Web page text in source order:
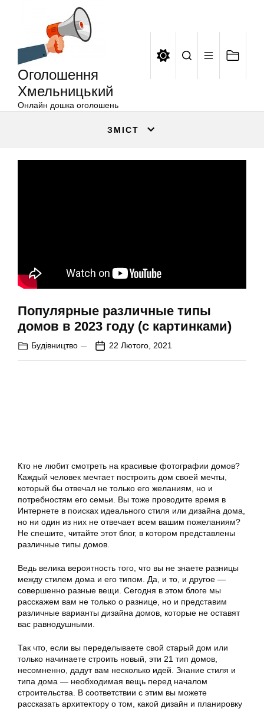
Оголошення
Хмельницький
Онлайн дошка оголошень
ЗМІСТ
Популярные различные типы
домов в 2023 году (с картинками)
Будівництво 22 Лютого, 2021
Кто не любит смотреть на красивые фотографии домов?
Каждый человек мечтает построить дом своей мечты,
который бы отвечал не только его желаниям, но и
потребностям его семьи. Вы тоже проводите время в
Интернете в поисках идеального стиля или дизайна дома,
но ни один из них не отвечает всем вашим пожеланиям?
Не спешите, читайте этот блог, в котором представлены
различные типы домов.
Ведь велика вероятность того, что вы не знаете разницы
между стилем дома и его типом. Да, и то, и другое —
совершенно разные вещи. Сегодня в этом блоге мы
расскажем вам не только о разнице, но и представим
различные варианты дизайна домов, которые не оставят
вас равнодушными.
Так что, если вы переделываете свой старый дом или
только начинаете строить новый, эти 21 тип домов,
несомненно, дадут вам несколько идей. Знание стиля и
типа дома — необходимая вещь перед началом
строительства. В соответствии с этим вы можете
рассказать архитектору о том, какой дизайн и планировку